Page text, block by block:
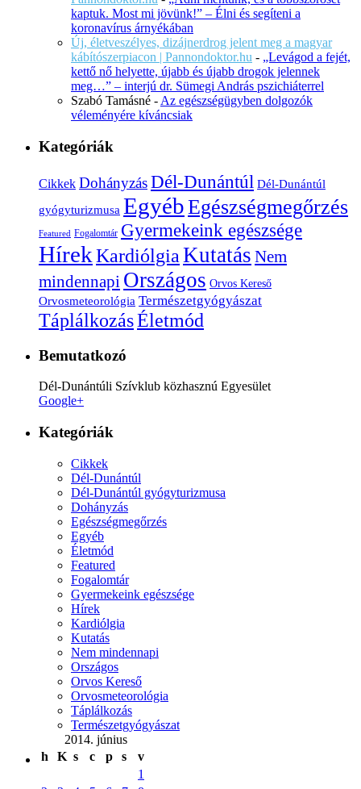
kaptuk. Most mi jövünk!” – Élni és segíteni a
koronavírus árnyékában
Új, életveszélyes, dizájnerdrog jelent meg a magyar
kábítószerpiacon | Pannondoktor.hu - „Levágod a fejét,
kettő nő helyette, újabb és újabb drogok jelennek
meg…” – interjú dr. Sümegi András pszichiáterrel
Szabó Tamásné -Az egészségügyben dolgozók
véleményére kíváncsiak
Kategóriák
Cikkek DohányzásDél-Dunántúl Dél-Dunántúl
gyógyturizmusa EgyébEgészségmegőrzés
Featured Fogalomtár Gyermekeink egészsége
HírekKardiólgia Kutatás Nem
mindennapi Országos Orvos Kereső
Orvosmeteorológia Természetgyógyászat
TáplálkozásÉletmód
Bemutatkozó
Dél-Dunántúli Szívklub közhasznú Egyesület
Google+
Kategóriák
Cikkek
Dél-Dunántúl
Dél-Dunántúl gyógyturizmusa
Dohányzás
Egészségmegőrzés
Egyéb
Életmód
Featured
Fogalomtár
Gyermekeink egészsége
Hírek
Kardiólgia
Kutatás
Nem mindennapi
Országos
Orvos Kereső
Orvosmeteorológia
Táplálkozás
Természetgyógyászat
2014. június
h
K s c p s
v
1